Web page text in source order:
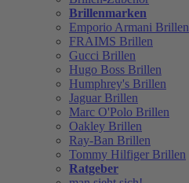
Brillenmarken
Emporio Armani Brillen
FRAIMS Brillen
Gucci Brillen
Hugo Boss Brillen
Humphrey's Brillen
Jaguar Brillen
Marc O'Polo Brillen
Oakley Brillen
Ray-Ban Brillen
Tommy Hilfiger Brillen
Ratgeber